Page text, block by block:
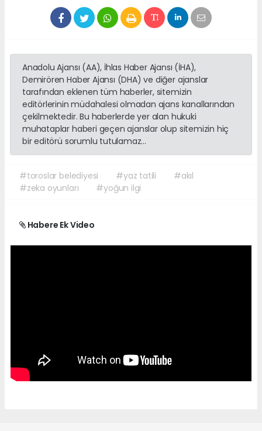
Anadolu Ajansı (AA), İhlas Haber Ajansı (İHA),
Demirören Haber Ajansı (DHA) ve diğer ajanslar
tarafından eklenen tüm haberler, sitemizin
editörlerinin müdahalesi olmadan ajans kanallarından
çekilmektedir. Bu haberlerde yer alan hukuki
muhataplar haberi geçen ajanslar olup sitemizin hiç
bir editörü sorumlu tutulamaz...
#toroslar belediyesi #yaz tatili
#akıl
#zeka oyunları
#yoğun ilgi
Habere Ek Video